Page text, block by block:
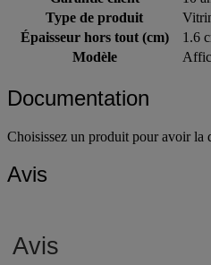
Type de produit
Épaisseur hors tout (cm)
1.6
Modèle
Documentation
Choisissez un produit pour avoir la
Avis